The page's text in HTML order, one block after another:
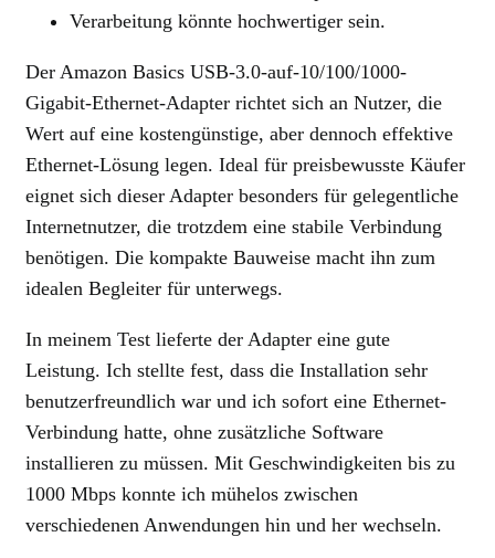
Verarbeitung könnte hochwertiger sein.
Der Amazon Basics USB-3.0-auf-10/100/1000-
Gigabit-Ethernet-Adapter richtet sich an Nutzer, die
Wert auf eine kostengünstige, aber dennoch effektive
Ethernet-Lösung legen. Ideal für preisbewusste Käufer
eignet sich dieser Adapter besonders für gelegentliche
Internetnutzer, die trotzdem eine stabile Verbindung
benötigen. Die kompakte Bauweise macht ihn zum
idealen Begleiter für unterwegs.
In meinem Test lieferte der Adapter eine gute
Leistung. Ich stellte fest, dass die Installation sehr
benutzerfreundlich war und ich sofort eine Ethernet-
Verbindung hatte, ohne zusätzliche Software
installieren zu müssen. Mit Geschwindigkeiten bis zu
1000 Mbps konnte ich mühelos zwischen
verschiedenen Anwendungen hin und her wechseln.